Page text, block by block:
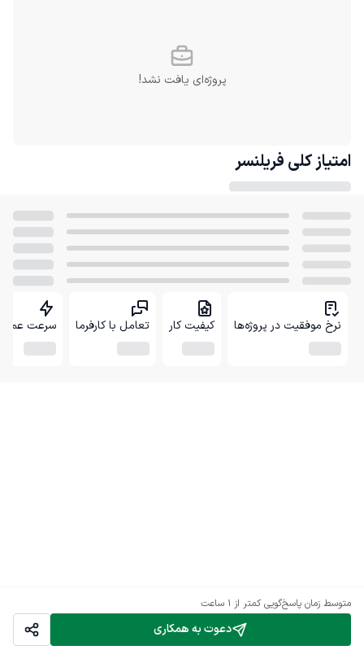
دعوت به همکاری
متوسط زمان پاسخ‌گویی کمتر از 1 ساعت
پروژه‌ای یافت نشد!
امتیاز کلی فریلنسر
نرخ موفقیت در پروژه‌ها کیفیت کار تعامل با کارفرما سرعت عمل